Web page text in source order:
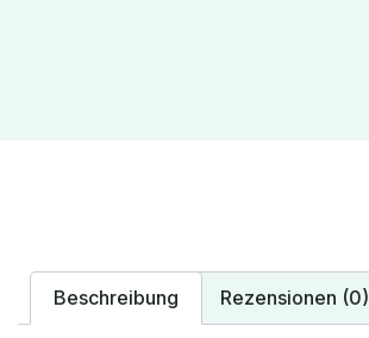
Beschreibung Rezensionen (0)